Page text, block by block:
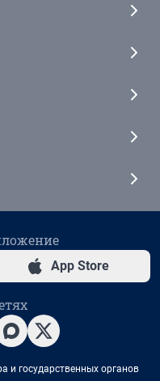
App Store
и государственных органов